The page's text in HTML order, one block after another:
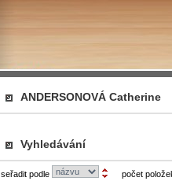
ANDERSONOVÁ Catherine
Vyhledávání
seřadit podle počet